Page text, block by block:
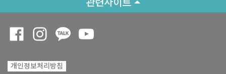
개인정보처리방침
Opens a new window
Opens a new window
Opens a new window